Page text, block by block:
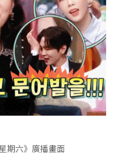
期六》廣播畫面